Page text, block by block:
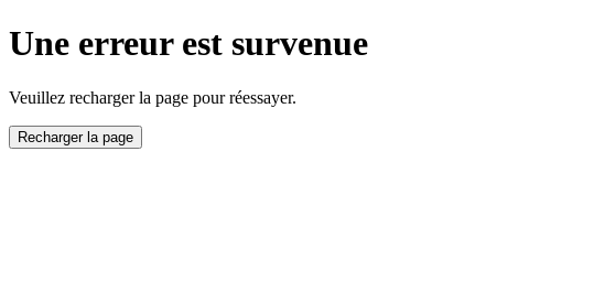
Une erreur est survenue
Veuillez recharger la page pour réessayer.
Recharger la page